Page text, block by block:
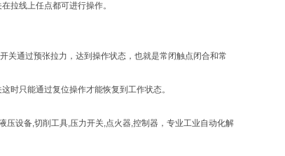
拉线上任点都可进行操作。
关通过预张拉力，达到操作状态，也就是常闭触点闭合和常
时只能通过复位操作才能恢复到工作状态。
设备,切削工具,压力开关,点火器,控制器，专业工业自动化解